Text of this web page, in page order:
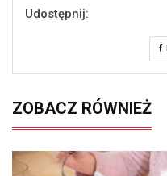
Udostępnij:
ZOBACZ RÓWNIEŻ